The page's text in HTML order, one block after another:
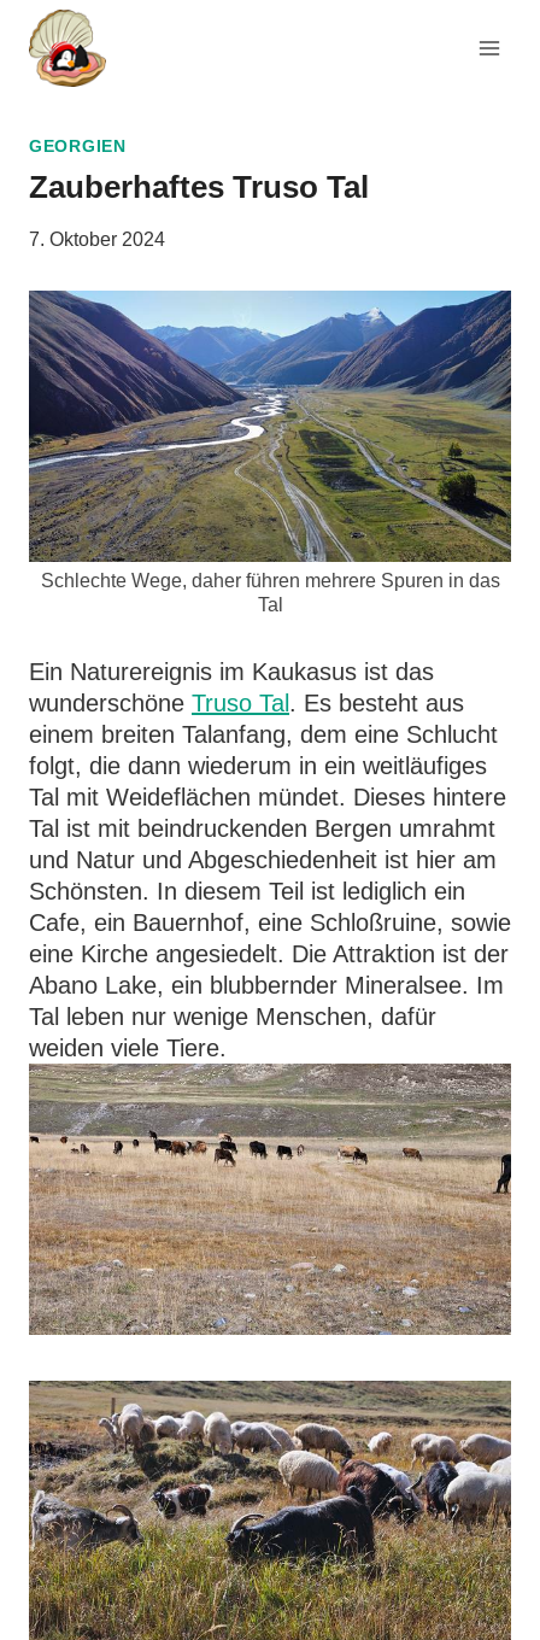
Zum
Inhalt
springen
GEORGIEN
Zauberhaftes Truso Tal
7. Oktober 2024
Schlechte Wege, daher führen mehrere Spuren in das
Tal
Ein Naturereignis im Kaukasus ist das
wunderschöne Truso Tal . Es besteht aus
einem breiten Talanfang, dem eine Schlucht
folgt, die dann wiederum in ein weitläufiges
Tal mit Weideflächen mündet. Dieses hintere
Tal ist mit beindruckenden Bergen umrahmt
und Natur und Abgeschiedenheit ist hier am
Schönsten. In diesem Teil ist lediglich ein
Cafe, ein Bauernhof, eine Schloßruine, sowie
eine Kirche angesiedelt. Die Attraktion ist der
Abano Lake, ein blubbernder Mineralsee. Im
Tal leben nur wenige Menschen, dafür
weiden viele Tiere.